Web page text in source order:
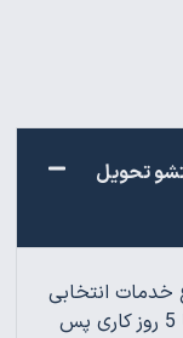
تحویل
انتخابی
دارد، اما به طور معمول فرش‌ها بین 3 تا 5 روز کاری پس